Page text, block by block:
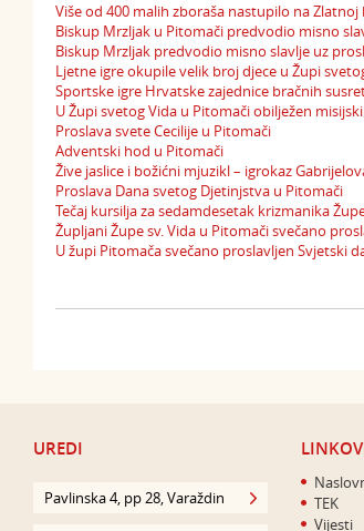
Više od 400 malih zboraša nastupilo na
Biskup Mrzljak u Pitomači predvodio misno
Biskup Mrzljak predvodio misno slavlje uz
Ljetne igre okupile velik broj djece u Župi
Sportske igre Hrvatske zajednice bračnih
U Župi svetog Vida u Pitomači obilježen
Proslava svete Cecilije u Pitomači
Adventski hod u Pitomači
Žive jaslice i božićni mjuzikl – igrokaz
Proslava Dana svetog Djetinjstva u Pitomači
Tečaj kursilja za sedamdesetak krizmanika
Župljani Župe sv. Vida u Pitomači svečano
U župi Pitomača svečano proslavljen Svjetski
UREDI
Pavlinska 4, pp 28, Varaždin
TEK
Vijesti